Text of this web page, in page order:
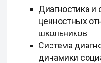
Диагностика и
ценностных
школьников
Система
динамики